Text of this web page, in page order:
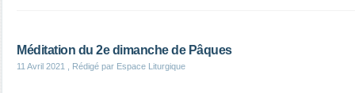
Méditation du 2e dimanche de Pâques
11 Avril 2021 , Rédigé par Espace Liturgique